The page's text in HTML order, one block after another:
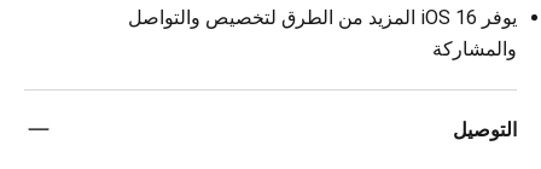
يوفر iOS 16 المزيد من الطرق لتخصيص والتواصل
والمشاركة
التوصيل